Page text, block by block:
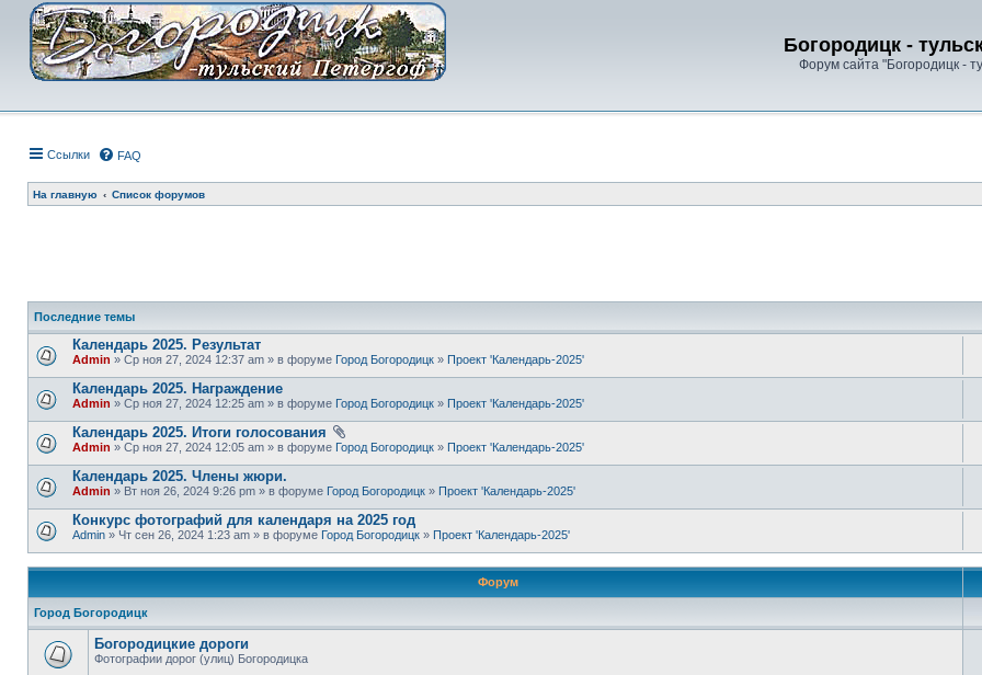
Богородицк -
Форум сайта "Богородицк -
Ссылки FAQ
На главную Список форумов
Последние темы
Календарь 2025. Результат
Admin » Ср ноя 27, 2024 12:37 am » в форуме Город Богородицк » Проект 'Календарь-2025'
Календарь 2025. Награждение
Admin » Ср ноя 27, 2024 12:25 am » в форуме Город Богородицк » Проект 'Календарь-2025'
Календарь 2025. Итоги голосования
Admin » Ср ноя 27, 2024 12:05 am » в форуме Город Богородицк » Проект 'Календарь-2025'
Календарь 2025. Члены жюри.
Admin » Вт ноя 26, 2024 9:26 pm » в форуме Город Богородицк » Проект 'Календарь-2025'
Конкурс фотографий для календаря на 2025 год
Admin » Чт сен 26, 2024 1:23 am » в форуме Город Богородицк » Проект 'Календарь-2025'
Форум
Город Богородицк
Богородицкие дороги
Фотографии дорог (улиц) Богородицка